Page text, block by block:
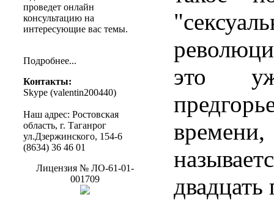
проведет онлайн
консультацию на
интересующие вас темы.
Подробнее...
Контакты:
Skype (valentin200440)
Наш адрес: Ростовская
область, г. Таганрог
ул.Дзержинского, 154-6
(8634) 36 46 01
Лицензия№ ЛО-61-01-
001709
это